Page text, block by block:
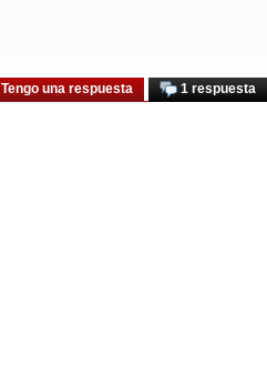
1 respuesta
Tengo una respuesta